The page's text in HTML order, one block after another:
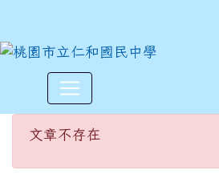
文章不存在
文章不存在